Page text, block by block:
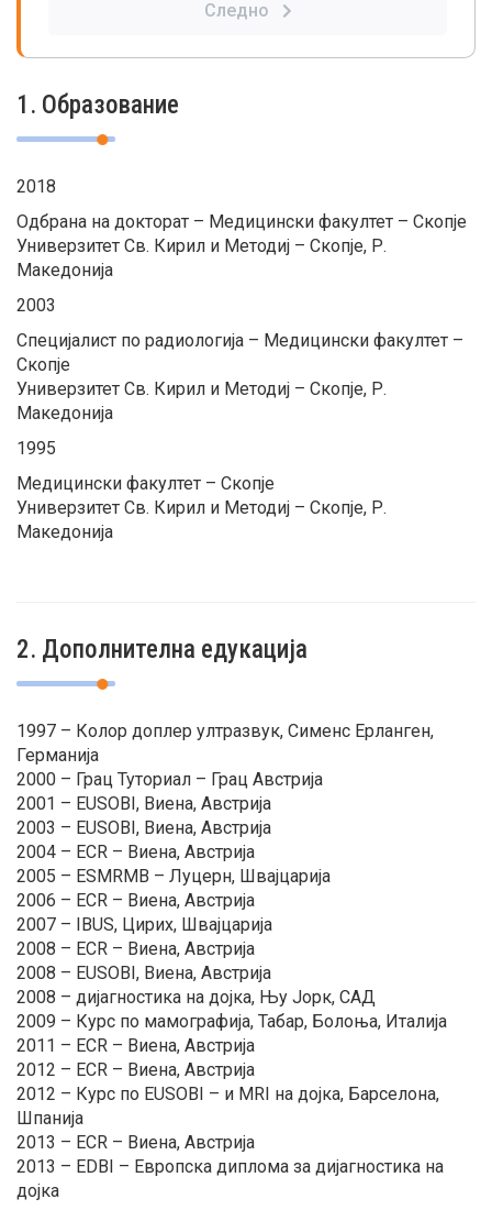
Следно
1. Образование
2018
Одбрана на докторат – Медицински факултет – Скопје
Универзитет Св. Кирил и Методиј – Скопје, Р.
Македонија
2003
Специјалист по радиологија – Медицински факултет –
Скопје
Универзитет Св. Кирил и Методиј – Скопје, Р.
Македонија
1995
Медицински факултет – Скопје
Универзитет Св. Кирил и Методиј – Скопје, Р.
Македонија
2. Дополнителна едукација
1997 – Колор доплер ултразвук, Сименс Ерланген,
Германија
2000 – Грац Туториал – Грац Австрија
2001 – EUSOBI, Виена, Австрија
2003 – EUSOBI, Виена, Австрија
2004 – ECR – Виена, Австрија
2005 – ЕSMRMB – Луцерн, Швајцарија
2006 – ECR – Виена, Австрија
2007 – IBUS, Цирих, Швајцарија
2008 – ECR – Виена, Австрија
2008 – EUSOBI, Виена, Австрија
2008 – дијагностика на дојка, Њу Јорк, САД
2009 – Курс по мамографија, Табар, Болоња, Италија
2011 – ECR – Виена, Австрија
2012 – ECR – Виена, Австрија
2012 – Курс по EUSOBI – и MRI на дојка, Барселона,
Шпанија
2013 – ECR – Виена, Австрија
2013 – EDBI – Европска диплома за дијагностика на
дојка